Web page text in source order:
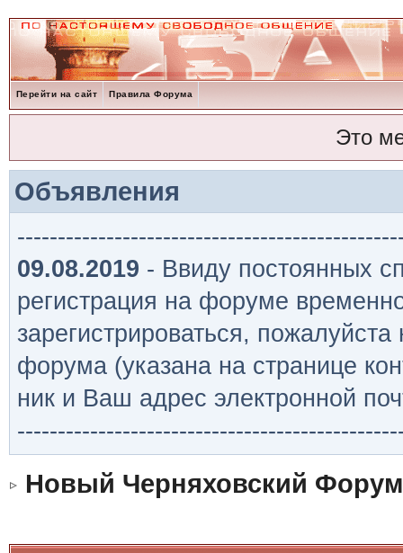
Перейти на сайт Правила Форума
Это
Объявления
09.08.2019 - Ввиду постоянных
регистрация на форуме
зарегистрироваться,
форума (указана на странице
ник и Ваш адрес электронной
Новый Черняховский Форум